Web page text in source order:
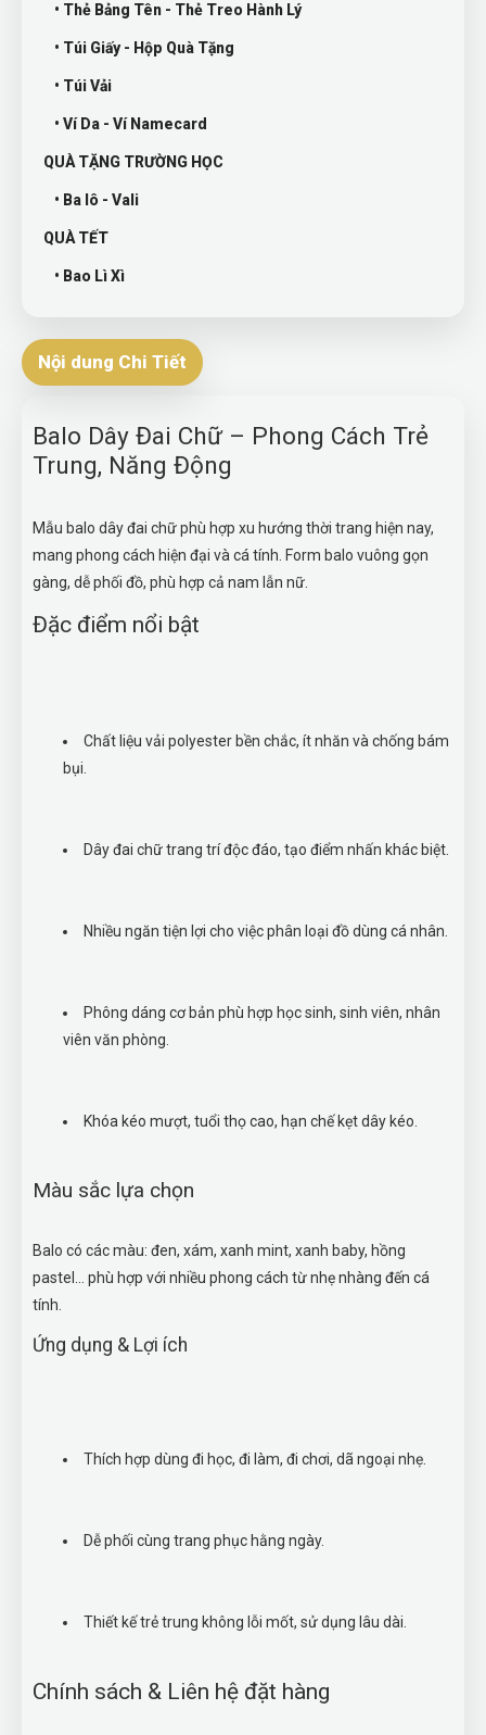
• Thẻ Bảng Tên - Thẻ Treo Hành Lý
• Túi Giấy - Hộp Quà Tặng
• Túi Vải
• Ví Da - Ví Namecard
QUÀ TẶNG TRƯỜNG HỌC
• Ba lô - Vali
QUÀ TẾT
• Bao Lì Xì
Nội dung Chi Tiết
Balo Dây Đai Chữ – Phong Cách Trẻ
Trung, Năng Động
Mẫu balo dây đai chữ phù hợp xu hướng thời trang hiện nay,
mang phong cách hiện đại và cá tính. Form balo vuông gọn
gàng, dễ phối đồ, phù hợp cả nam lẫn nữ.
Đặc điểm nổi bật
Chất liệu vải polyester bền chắc, ít nhăn và chống bám
bụi.
Dây đai chữ trang trí độc đáo, tạo điểm nhấn khác biệt.
Nhiều ngăn tiện lợi cho việc phân loại đồ dùng cá nhân.
Phông dáng cơ bản phù hợp học sinh, sinh viên, nhân
viên văn phòng.
Khóa kéo mượt, tuổi thọ cao, hạn chế kẹt dây kéo.
Màu sắc lựa chọn
Balo có các màu: đen, xám, xanh mint, xanh baby, hồng
pastel… phù hợp với nhiều phong cách từ nhẹ nhàng đến cá
tính.
Ứng dụng & Lợi ích
Thích hợp dùng đi học, đi làm, đi chơi, dã ngoại nhẹ.
Dễ phối cùng trang phục hằng ngày.
Thiết kế trẻ trung không lỗi mốt, sử dụng lâu dài.
Chính sách & Liên hệ đặt hàng